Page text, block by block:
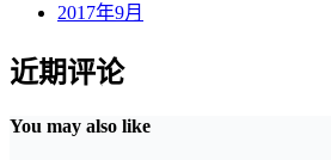
2017年9月
近期评论
You may also like